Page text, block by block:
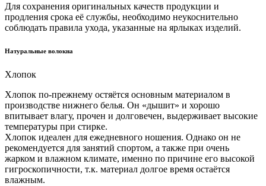
Для сохранения оригинальных качеств продукции и
продления срока её службы, необходимо неукоснительно
соблюдать правила ухода, указанные на ярлыках изделий.
Натуральные волокна
Хлопок
Хлопок по-прежнему остяётся основным материалом в
производстве нижнего белья. Он «дышит» и хорошо
впитывает влагу, прочен и долговечен, выдерживает высокие
температуры при стирке.
Хлопок идеален для ежедневного ношения. Однако он не
рекомендуется для занятий спортом, а также при очень
жарком и влажном климате, именно по причине его высокой
гигроскопичности, т.к. материал долгое время остаётся
влажным.